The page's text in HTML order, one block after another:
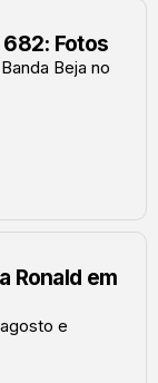
682: Fotos
Beja no
Ronald em
e